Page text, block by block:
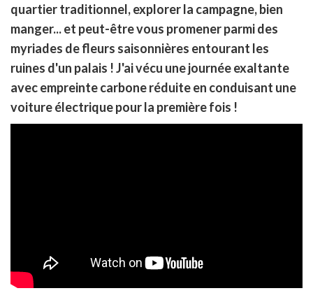
quartier traditionnel, explorer la campagne, bien
manger... et peut-être vous promener parmi des
myriades de fleurs saisonnières entourant les
ruines d'un palais ! J'ai vécu une journée exaltante
avec empreinte carbone réduite en conduisant une
voiture électrique pour la première fois !